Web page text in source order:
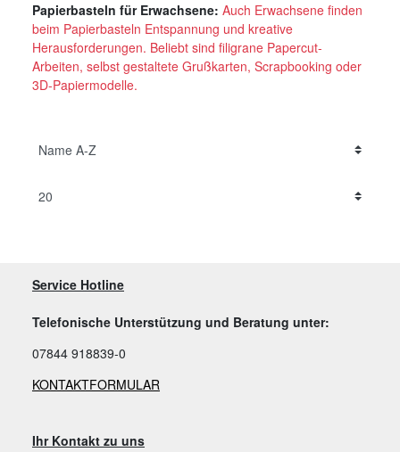
Papierbasteln für Erwachsene: Auch Erwachsene finden
beim Papierbasteln Entspannung und kreative
Herausforderungen. Beliebt sind filigrane Papercut-
Arbeiten, selbst gestaltete Grußkarten, Scrapbooking oder
3D-Papiermodelle.
Service Hotline
Telefonische Unterstützung und Beratung unter:
07844 918839-0
KONTAKTFORMULAR
Ihr Kontakt zu uns